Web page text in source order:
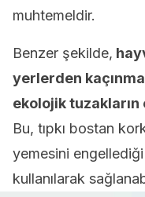
muhtemeldir.
Benzer şekilde,
yerlerden
ekolojik
Bu, tıpkı bostan
yemesini engellediği
kullanılarak